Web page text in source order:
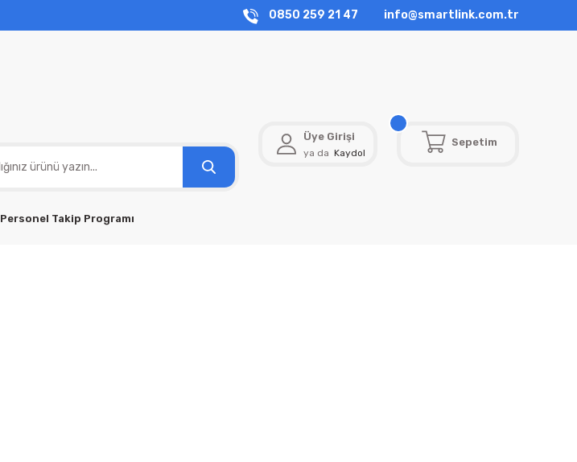
0850 259 21 47 info@smartlink.com.tr
Personel Takip Programı
Üye Girişi
ya da Kaydol
Sepetim